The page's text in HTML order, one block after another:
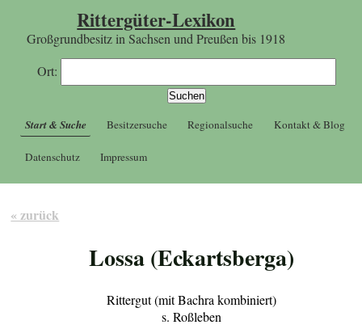
Rittergüter-Lexikon
Großgrundbesitz in Sachsen und Preußen bis 1918
Ort:
Start & Suche Besitzersuche Regionalsuche Kontakt & Blog
Datenschutz Impressum
« zurück
Lossa (Eckartsberga)
Rittergut (mit Bachra kombiniert)
s. Roßleben